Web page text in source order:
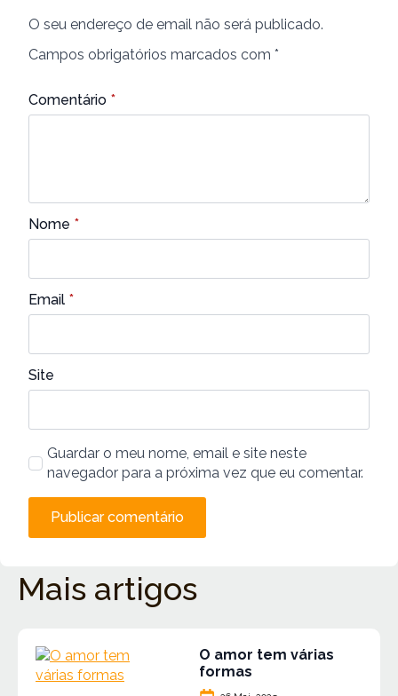
O seu endereço de email não será publicado.
Campos obrigatórios marcados com *
Comentário *
Nome *
Email *
Site
Guardar o meu nome, email e site neste
navegador para a próxima vez que eu comentar.
Mais artigos
O amor tem várias
formas